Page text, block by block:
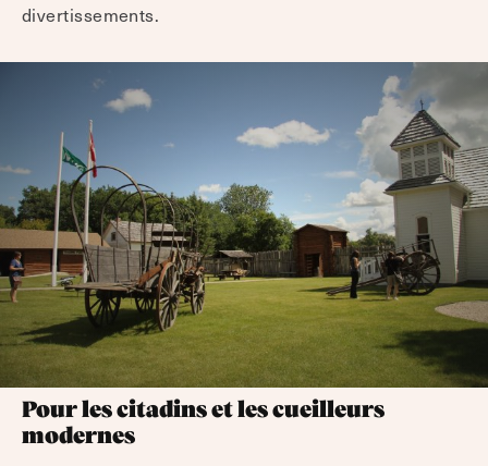
divertissements.
Pour les citadins et les cueilleurs
modernes